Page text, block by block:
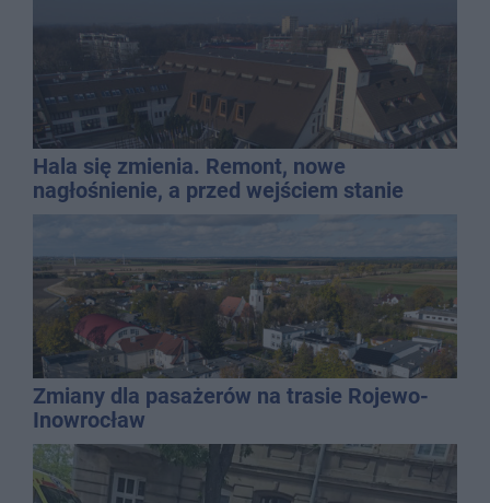
Hala się zmienia. Remont, nowe
nagłośnienie, a przed wejściem stanie
QEMETICA ARENA
Zmiany dla pasażerów na trasie Rojewo-
Inowrocław